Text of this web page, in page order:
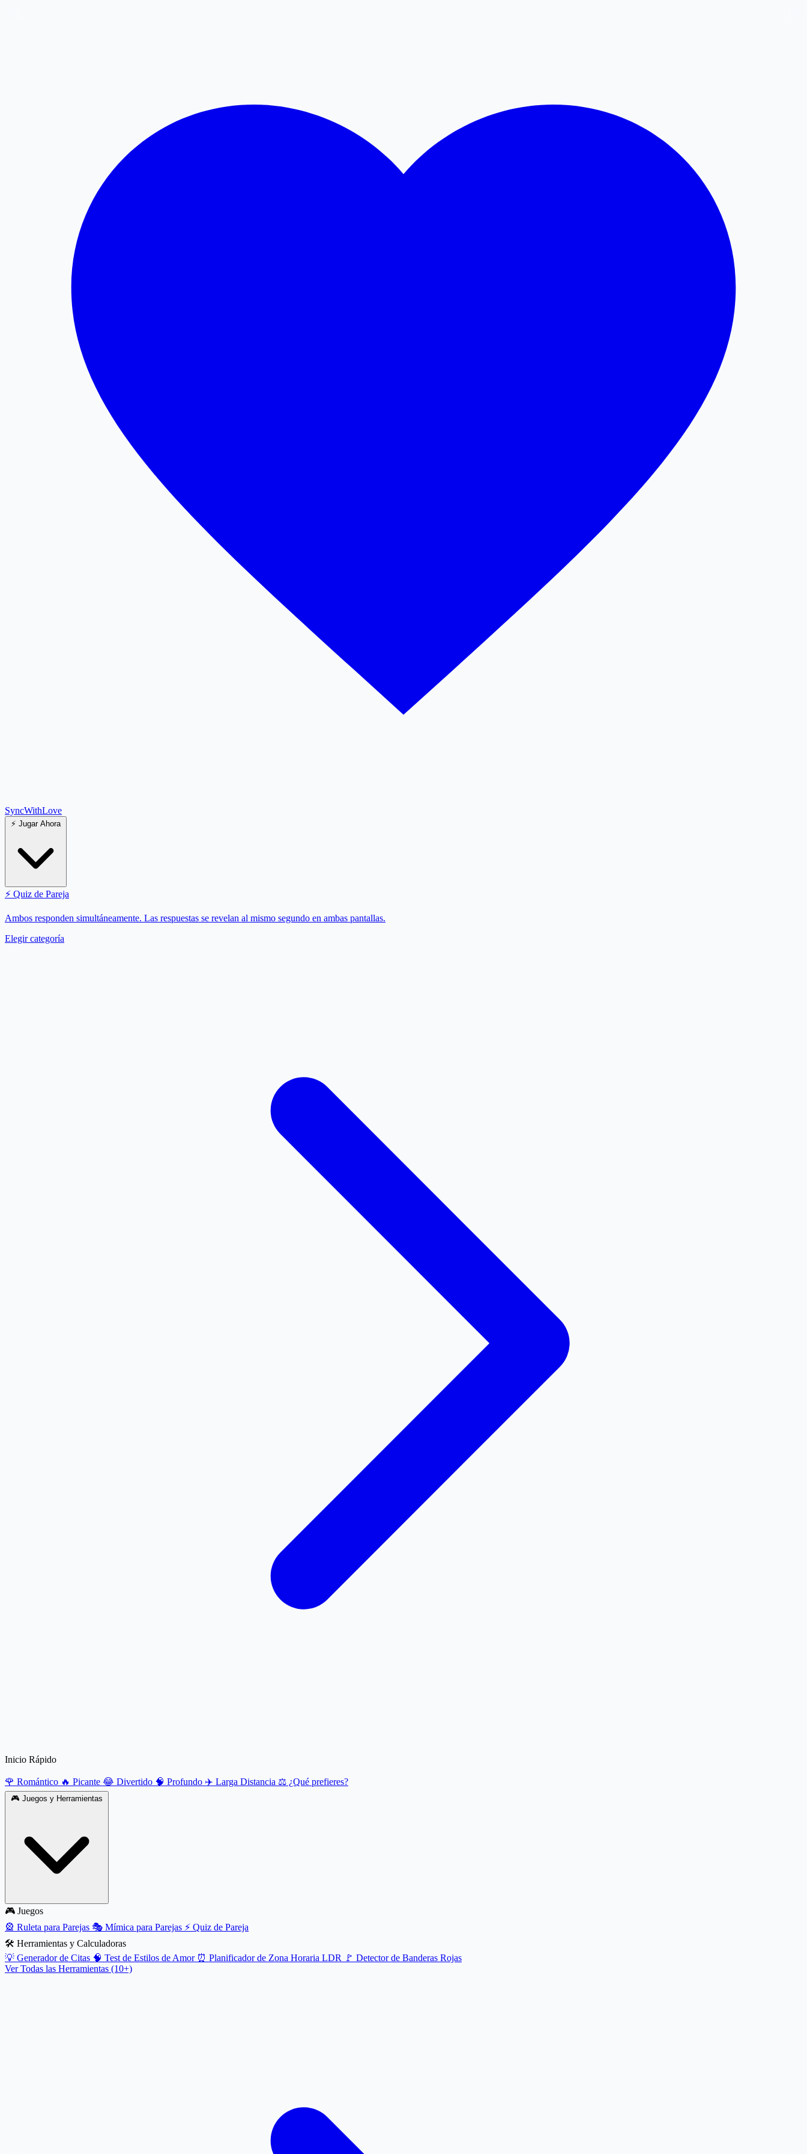
SyncWithLove
⚡ Jugar Ahora
⚡ Quiz de Pareja
Ambos responden simultáneamente. Las respuestas se revelan al mismo segundo en ambas pantallas.
Elegir categoría
Inicio Rápido
🌹 Romántico 🔥 Picante 😂 Divertido 🧠 Profundo ✈️ Larga Distancia ⚖️ ¿Qué prefieres?
🎮 Juegos y Herramientas
🎮 Juegos
🎡 Ruleta para Parejas 🎭 Mímica para Parejas ⚡ Quiz de Pareja
🛠️ Herramientas y Calculadoras
💡 Generador de Citas 🧠 Test de Estilos de Amor ⏰ Planificador de Zona Horaria LDR 🚩 Detector de Banderas Rojas
Ver Todas las Herramientas (10+)